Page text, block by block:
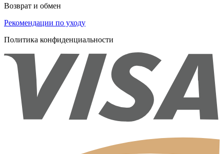
Возврат и обмен
Рекомендации по уходу
Политика конфиденциальности